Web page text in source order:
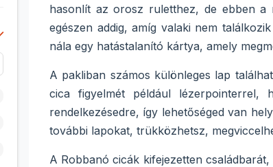
hasonlít az orosz ruletthez, de ebben a
egészen addig, amíg valaki nem
nála egy hatástalanító kártya, amely
A pakliban számos különleges lap
cica figyelmét például lézerpointerrel,
rendelkezésedre, így lehetőséged van
további lapokat, trükközhetsz,
A Robbanó cicák kifejezetten